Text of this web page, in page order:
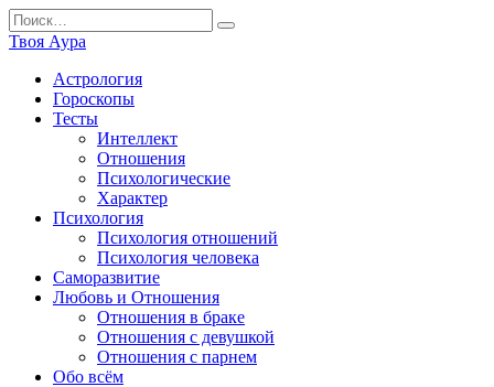
Перейти
к
содержанию
Search
for:
Твоя Аура
Астрология
Гороскопы
Тесты
Интеллект
Отношения
Психологические
Характер
Психология
Психология отношений
Психология человека
Саморазвитие
Любовь и Отношения
Отношения в браке
Отношения с девушкой
Отношения с парнем
Обо всём